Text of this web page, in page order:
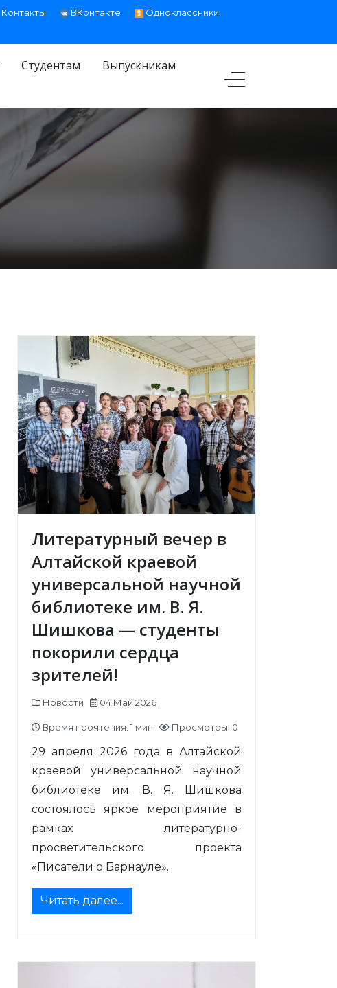
Контакты ВКонтакте
Одноклассники
Студентам
Выпускникам
Литературный вечер в
Алтайской краевой
универсальной научной
библиотеке им. В. Я.
Шишкова — студенты
покорили сердца
зрителей!
Новости 04 Май 2026
Время прочтения: 1 мин Просмотры: 0
29 апреля 2026 года в Алтайской
краевой универсальной научной
библиотеке им. В. Я. Шишкова
состоялось яркое мероприятие в
рамках литературно-
просветительского проекта
«Писатели о Барнауле».
Читать далее...